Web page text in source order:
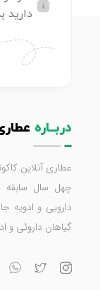
دارید
دربــاره
عطاری آنلاین
چهل سال سابقه
دارویی و ادویه
گیاهان داروئی و